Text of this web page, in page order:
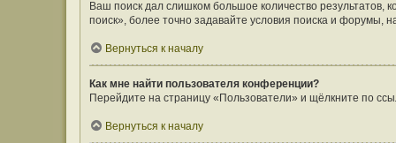
Ваш поиск дал слишком большое количество результатов,
поиск», более точно задавайте условия поиска и форумы,
Вернуться к началу
Как мне найти пользователя конференции?
Перейдите на страницу «Пользователи» и щёлкните по
Вернуться к началу